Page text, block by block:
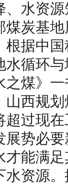
、水资
煤炭基
根据中
水循环
煤》一
山西规
超过现
展势必
才能满
水资源